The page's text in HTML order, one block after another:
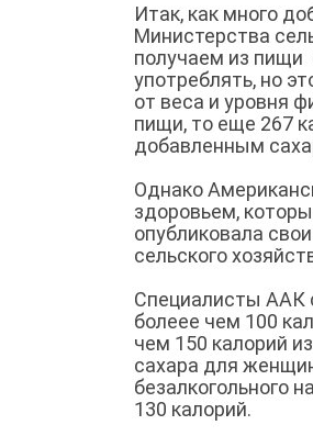
Итак, как много
Министерства
получаем из
употреблять, но
от веса и уровня
пищи, то еще 267
добавленным
Однако
здоровьем,
опубликовала
сельского
Специалисты ААК
болеее чем 100
чем 150 калорий
сахара для
безалкогольного
130 калорий.